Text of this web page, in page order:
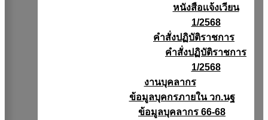
หนังสือเเจ้งเวียน
1/2568
คำสั่งปฏิบัติราชการ
คำสั่งปฏิบัติราชการ
1/2568
งานบุคลากร
ข้อมูลบุคกรภายใน วก.นฐ
ข้อมูลบุคลากร 66-68